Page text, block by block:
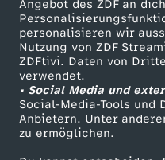
Angebot des ZDF an
personalisieren wir
Nutzung von ZDF
ZDFtivi. Daten von
verwendet.
• Social Media und
Social-Media-Tools und
Anbietern. Unter
zu ermöglichen.
r
t
s
c
TV-Programm
ZDF Unternehmen
Karriere